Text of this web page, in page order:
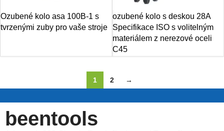
Ozubené kolo asa 100B-1 s
tvrzenými zuby pro vaše stroje
ozubené kolo s deskou 28A
Specifikace ISO s volitelným
materiálem z nerezové oceli
C45
1 2 →
beentools